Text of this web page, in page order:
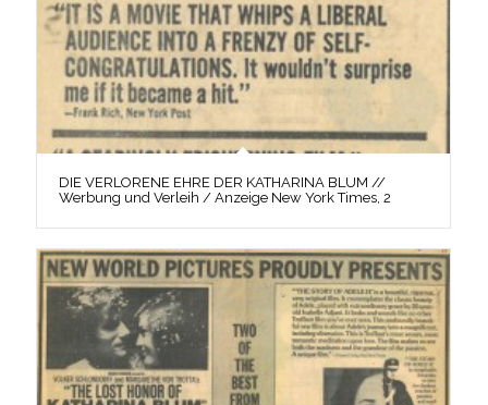
DIE VERLORENE EHRE DER KATHARINA BLUM //
Werbung und Verleih / Anzeige New York Times, 2